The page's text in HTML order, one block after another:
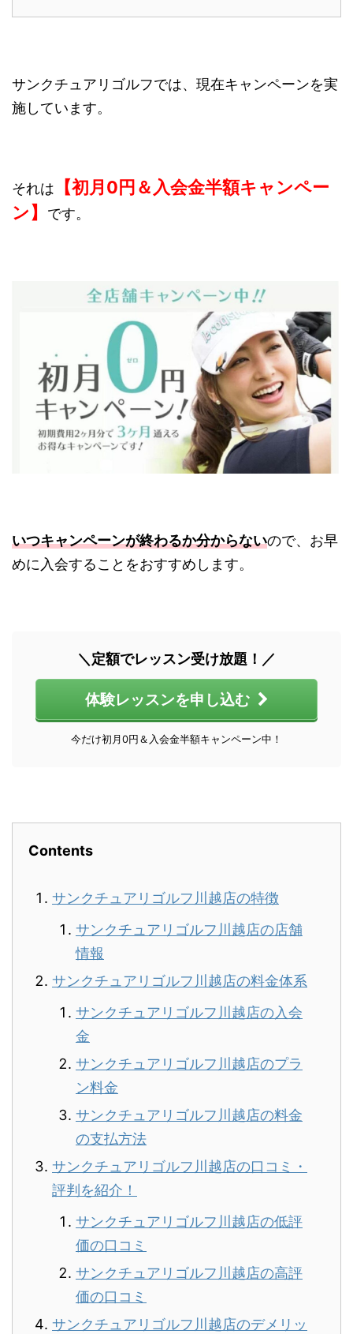
サンクチュアリゴルフでは、現在キャンペーンを実
施しています。
それは
【初月0円＆入会金半額キャンペー
ン】
です。
いつキャンペーンが終わるか分からないので、お早
めに入会することをおすすめします。
＼定額でレッスン受け放題！／
体験レッスンを申し込む
今だけ初月0円＆入会金半額キャンペーン中！
Contents
サンクチュアリゴルフ川越店の特徴
サンクチュアリゴルフ川越店の店舗
情報
サンクチュアリゴルフ川越店の料金体系
サンクチュアリゴルフ川越店の入会
金
サンクチュアリゴルフ川越店のプラ
ン料金
サンクチュアリゴルフ川越店の料金
の支払方法
サンクチュアリゴルフ川越店の口コミ・
評判を紹介！
サンクチュアリゴルフ川越店の低評
価の口コミ
サンクチュアリゴルフ川越店の高評
価の口コミ
サンクチュアリゴルフ川越店のデメリッ